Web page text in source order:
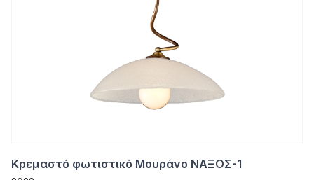
Κρεμαστό φωτιστικό Μουράνο ΝΑΞΟΣ-1